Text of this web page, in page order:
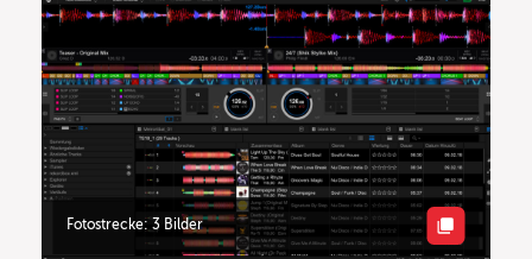
Fotostrecke: 3 Bilder